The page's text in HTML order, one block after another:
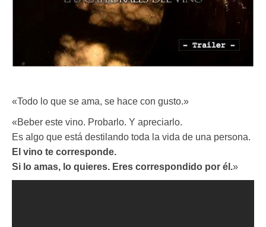
«Todo lo que se ama, se hace con gusto.»
«Beber este vino. Probarlo. Y apreciarlo.
Es algo que está destilando toda la vida de una persona.
El vino te corresponde.
Si lo amas, lo quieres. Eres correspondido por él.»